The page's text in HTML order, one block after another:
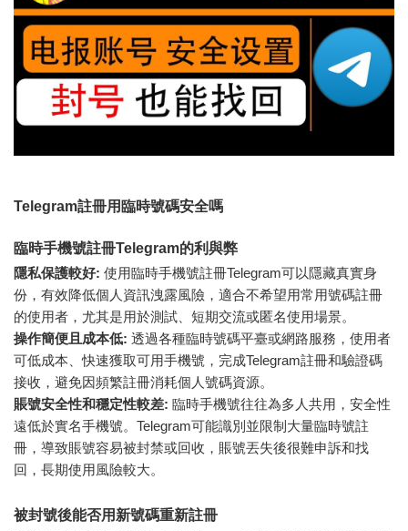
Telegram註冊用臨時號碼安全嗎
臨時手機號註冊Telegram的利與弊
隱私保護較好: 使用臨時手機號註冊Telegram可以隱藏真實身
份，有效降低個人資訊洩露風險，適合不希望用常用號碼註冊
的使用者，尤其是用於測試、短期交流或匿名使用場景。
操作簡便且成本低: 透過各種臨時號碼平臺或網路服務，使用者
可低成本、快速獲取可用手機號，完成Telegram註冊和驗證碼
接收，避免因頻繁註冊消耗個人號碼資源。
賬號安全性和穩定性較差: 臨時手機號往往為多人共用，安全性
遠低於實名手機號。Telegram可能識別並限制大量臨時號註
冊，導致賬號容易被封禁或回收，賬號丟失後很難申訴和找
回，長期使用風險較大。
被封號後能否用新號碼重新註冊